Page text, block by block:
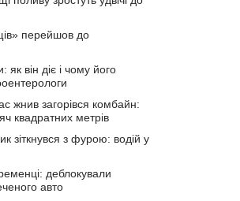
перейшов до
як він діє і чому його
жнив загорівся комбайн:
квадратних метрів
зіткнувся з фурою: водій у
деблокували
авто